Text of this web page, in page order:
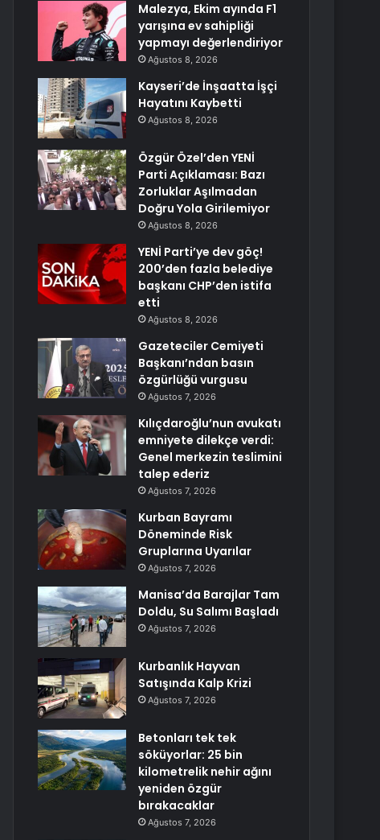
Malezya, Ekim ayında F1
yarışına ev sahipliği
yapmayı değerlendiriyor
Ağustos 8, 2026
Kayseri’de İnşaatta İşçi
Hayatını Kaybetti
Ağustos 8, 2026
Özgür Özel’den YENİ
Parti Açıklaması: Bazı
Zorluklar Aşılmadan
Doğru Yola Girilemiyor
Ağustos 8, 2026
YENİ Parti’ye dev göç!
200’den fazla belediye
başkanı CHP’den istifa
etti
Ağustos 8, 2026
Gazeteciler Cemiyeti
Başkanı’ndan basın
özgürlüğü vurgusu
Ağustos 7, 2026
Kılıçdaroğlu’nun avukatı
emniyete dilekçe verdi:
Genel merkezin teslimini
talep ederiz
Ağustos 7, 2026
Kurban Bayramı
Döneminde Risk
Gruplarına Uyarılar
Ağustos 7, 2026
Manisa’da Barajlar Tam
Doldu, Su Salımı Başladı
Ağustos 7, 2026
Kurbanlık Hayvan
Satışında Kalp Krizi
Ağustos 7, 2026
Betonları tek tek
söküyorlar: 25 bin
kilometrelik nehir ağını
yeniden özgür
bırakacaklar
Ağustos 7, 2026